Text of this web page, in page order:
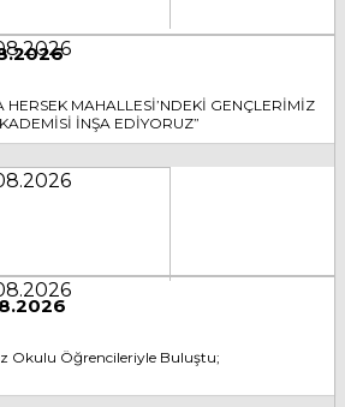
HERSEK MAHALLESİ’NDEKİ GENÇLERİMİZ
İNŞA EDİYORUZ”
Okulu Öğrencileriyle Buluştu;